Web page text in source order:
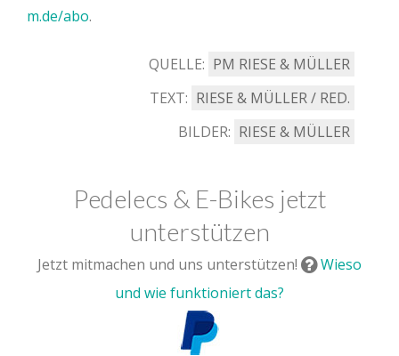
m.de/abo.
QUELLE: PM RIESE & MÜLLER
TEXT: RIESE & MÜLLER / RED.
BILDER: RIESE & MÜLLER
Pedelecs & E-Bikes jetzt
unterstützen
Jetzt mitmachen und uns unterstützen!
Wieso
und wie funktioniert das?